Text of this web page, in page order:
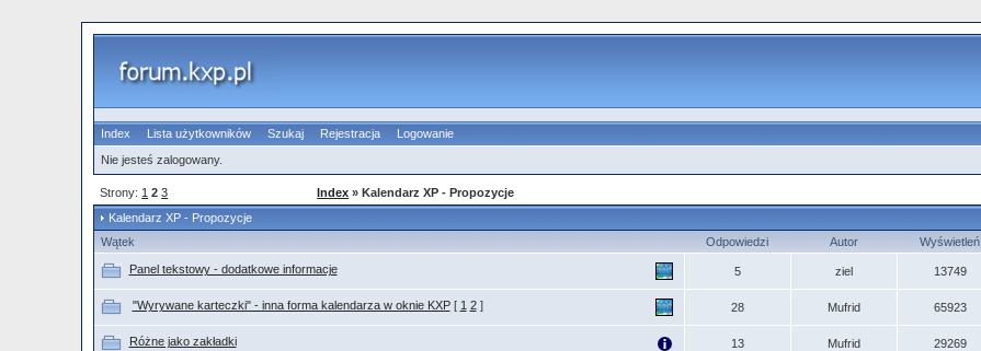
Index Lista użytkowników Szukaj Rejestracja
Logowanie
Nie jesteś zalogowany.
Strony: 1 2 3 Index » Kalendarz XP - Propozycje
Kalendarz XP - Propozycje
Wątek
Odpowiedzi Autor Wyświetleń
Panel tekstowy - dodatkowe informacje 5 ziel 13749
"Wyrywane karteczki" - inna forma kalendarza w oknie KXP[ 1 2] 28 Mufrid 65923
Różne jako zakładki 13 Mufrid 29269